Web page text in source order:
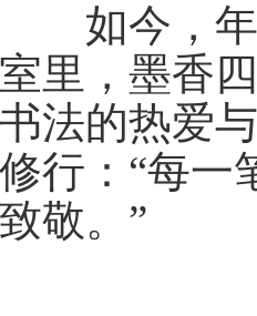
如今，年
室里，墨香
书法的热爱
修行：“每一
致敬。”